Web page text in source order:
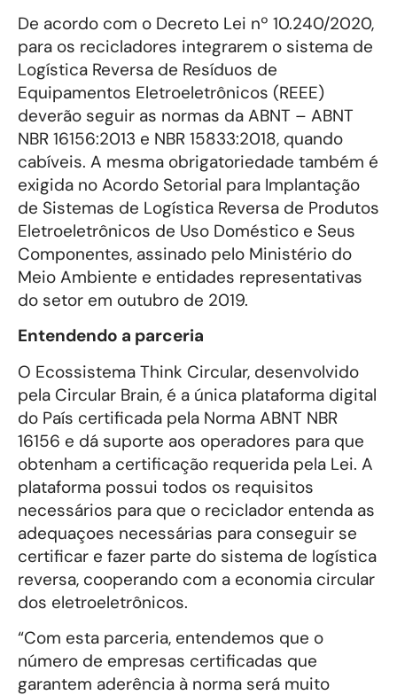
De acordo com o Decreto Lei nº 10.240/2020,
para os recicladores integrarem o sistema de
Logística Reversa de Resíduos de
Equipamentos Eletroeletrônicos (REEE)
deverão seguir as normas da ABNT – ABNT
NBR 16156:2013 e NBR 15833:2018, quando
cabíveis. A mesma obrigatoriedade também é
exigida no Acordo Setorial para Implantação
de Sistemas de Logística Reversa de Produtos
Eletroeletrônicos de Uso Doméstico e Seus
Componentes, assinado pelo Ministério do
Meio Ambiente e entidades representativas
do setor em outubro de 2019.
Entendendo a parceria
O Ecossistema Think Circular, desenvolvido
pela Circular Brain, é a única plataforma digital
do País certificada pela Norma ABNT NBR
16156 e dá suporte aos operadores para que
obtenham a certificação requerida pela Lei. A
plataforma possui todos os requisitos
necessários para que o reciclador entenda as
adequaçoes necessárias para conseguir se
certificar e fazer parte do sistema de logística
reversa, cooperando com a economia circular
dos eletroeletrônicos.
“Com esta parceria, entendemos que o
número de empresas certificadas que
garantem aderência à norma será muito